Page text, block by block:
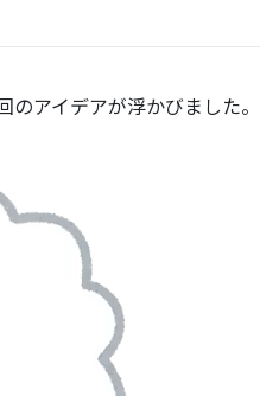
アイデアが浮かびました。